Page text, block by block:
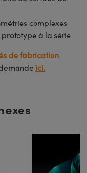
complexes
à la série
de fabrication
ici.